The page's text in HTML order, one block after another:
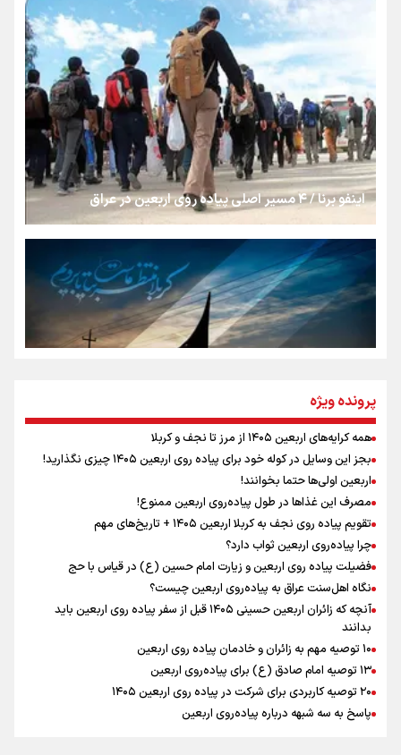
رسانه ملی و حق مردم برای شنیدن صدای رئیس‌جمهوری
روایت ایران از کنار مردم
از طلوع خیابان‌ها تا غروب اشک
جمله‌ای که بغض چهارماهه را شکست؛ «آهای مردم، آقا از
تهران رفتند»
سه حسرتی که به دلم ماند
نگاه تمدنی رهبر شهید به فضای مجازی
رابطه کارگر و کارفرما در اندیشه رهبر شهید: از تضاد به
زوجیت
اینفو برنا / ۴ مسیر اصلی پیاده روی اربعین در عراق
اینفو برنا / توصیه‌هایی طلایی برای پیاده روی اربعین
اینفو برنا / جدول کامل فاصله مرز شلمچه تا شهرهای زیارتی
عراق
پرونده ویژه
همه کرایه‌های اربعین ۱۴۰۵ از مرز تا نجف و کربلا
بجز این وسایل در کوله خود برای پیاده روی اربعین ۱۴۰۵ چیزی نگذارید!
اربعین اولی‌ها حتما بخوانند!
مصرف این غذاها در طول پیاده‌روی اربعین ممنوع!
تقویم پیاده روی نجف به کربلا اربعین ۱۴۰۵ + تاریخ‌های مهم
چرا پیاده‌روی اربعین ثواب دارد؟
فضیلت پیاده روی اربعین و زیارت امام حسین (ع) در قیاس با حج
نگاه اهل‌سنت عراق به پیاده‌روی اربعین چیست؟
آنچه که زائران اربعین حسینی ۱۴۰۵ قبل از سفر پیاده روی اربعین باید
بدانند
۱۰ توصیه مهم به زائران و خادمان پیاده روی اربعین
۱۳ توصیه امام صادق (ع) برای پیاده‌روی اربعین
۲۰ توصیه کاربردی برای شرکت در پیاده روی اربعین ۱۴۰۵
پاسخ به سه‌ شبهه درباره پیاده‌روی اربعین